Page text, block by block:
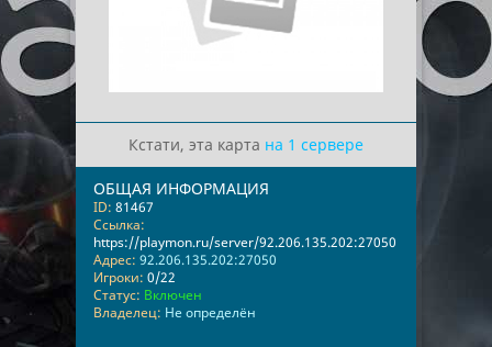
Кстати, эта карта на 1 сервере
ОБЩАЯ ИНФОРМАЦИЯ
ID: 81467
Ссылка:
https://playmon.ru/server/92.206.135.202:27050
Адрес: 92.206.135.202:27050
Игроки: 0/22
Статус: Включен
Владелец: Не определён